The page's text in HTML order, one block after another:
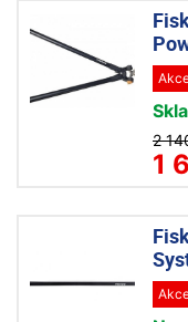
2
1